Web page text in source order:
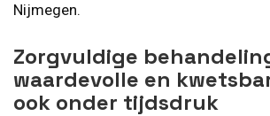
Nijmegen.
Zorgvuldige
waardevolle en
ook onder tijdsdruk